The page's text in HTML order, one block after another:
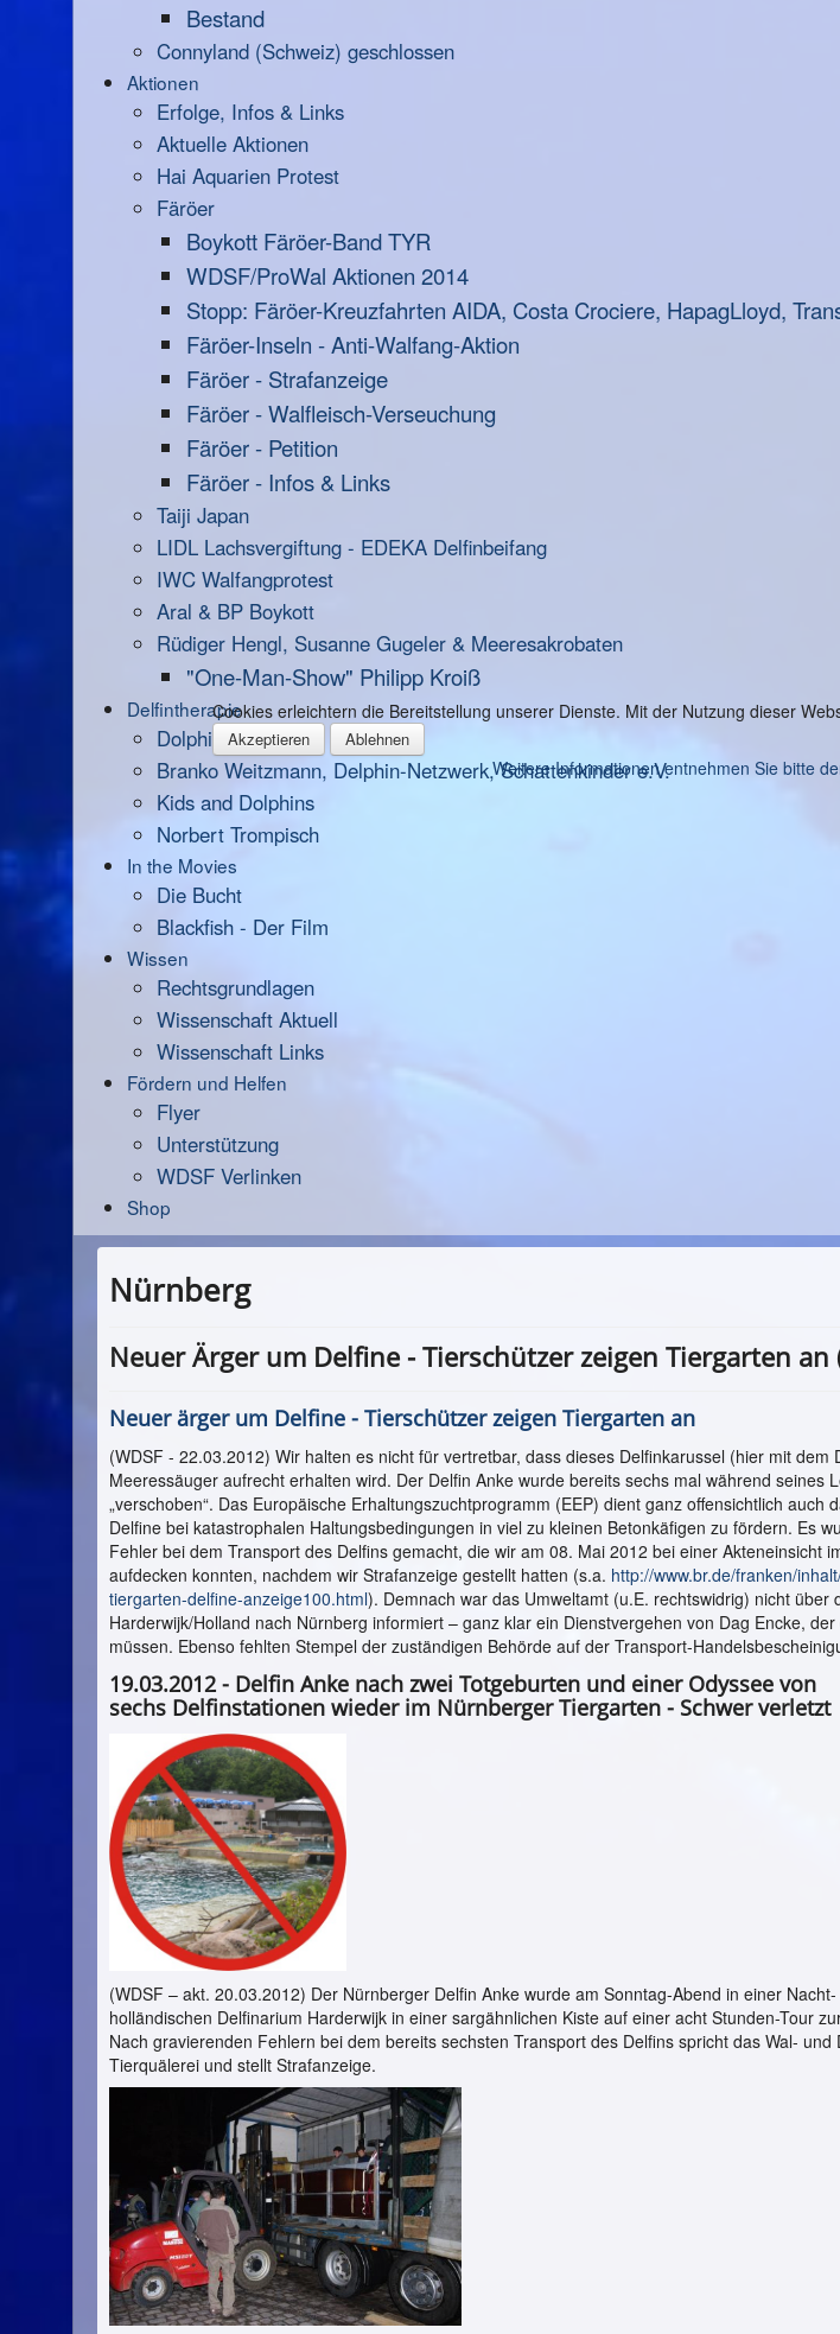
Bestand
Connyland (Schweiz) geschlossen
Aktionen
Erfolge, Infos & Links
Aktuelle Aktionen
Hai Aquarien Protest
Färöer
Boykott Färöer-Band TYR
WDSF/ProWal Aktionen 2014
Stopp: Färöer-Kreuzfahrten AIDA, Costa Crociere, HapagLloyd,
Färöer-Inseln - Anti-Walfang-Aktion
Färöer - Strafanzeige
Färöer - Walfleisch-Verseuchung
Färöer - Petition
Färöer - Infos & Links
Taiji Japan
LIDL Lachsvergiftung - EDEKA Delfinbeifang
IWC Walfangprotest
Aral & BP Boykott
Rüdiger Hengl, Susanne Gugeler & Meeresakrobaten
"One-Man-Show" Philipp Kroiß
Delfintherapie
Dolphin Aid
Branko Weitzmann, Delphin-Netzwerk, Schattenkinder e.V.
Kids and Dolphins
Norbert Trompisch
In the Movies
Die Bucht
Blackfish - Der Film
Wissen
Rechtsgrundlagen
Wissenschaft Aktuell
Wissenschaft Links
Fördern und Helfen
Flyer
Unterstützung
WDSF Verlinken
Shop
Nürnberg
Neuer Ärger um Delfine - Tierschützer zeigen Tiergarten
Neuer ärger um Delfine - Tierschützer zeigen Tiergarten an
(WDSF - 22.03.2012) Wir halten es nicht für vertretbar, dass dieses Delfinkarussel (hier mit dem
Meeressäuger aufrecht erhalten wird. Der Delfin Anke wurde bereits sechs mal während seines
„verschoben“. Das Europäische Erhaltungszuchtprogramm (EEP) dient ganz offensichtlich auch
Delfine bei katastrophalen Haltungsbedingungen in viel zu kleinen Betonkäfigen zu fördern. Es
Fehler bei dem Transport des Delfins gemacht, die wir am 08. Mai 2012 bei einer Akteneinsicht
aufdecken konnten, nachdem wir Strafanzeige gestellt hatten (s.a. http://www.br.de/franken/
tiergarten-delfine-anzeige100.html). Demnach war das Umweltamt (u.E. rechtswidrig) nicht über
Harderwijk/Holland nach Nürnberg informiert – ganz klar ein Dienstvergehen von Dag Encke,
müssen. Ebenso fehlten Stempel der zuständigen Behörde auf der Transport-
19.03.2012 - Delfin Anke nach zwei Totgeburten und einer Odyssee von
sechs Delfinstationen wieder im Nürnberger Tiergarten - Schwer verletzt
(WDSF – akt. 20.03.2012) Der Nürnberger Delfin Anke wurde am Sonntag-Abend in einer
holländischen Delfinarium Harderwijk in einer sargähnlichen Kiste auf einer acht Stunden-Tour
Nach gravierenden Fehlern bei dem bereits sechsten Transport des Delfins spricht das Wal-
Tierquälerei und stellt Strafanzeige.
Cookies erleichtern die Bereitstellung unserer Dienste. Mit der Nutzung dieser
Akzeptieren Ablehnen
Weitere Informationen entnehmen Sie bitte